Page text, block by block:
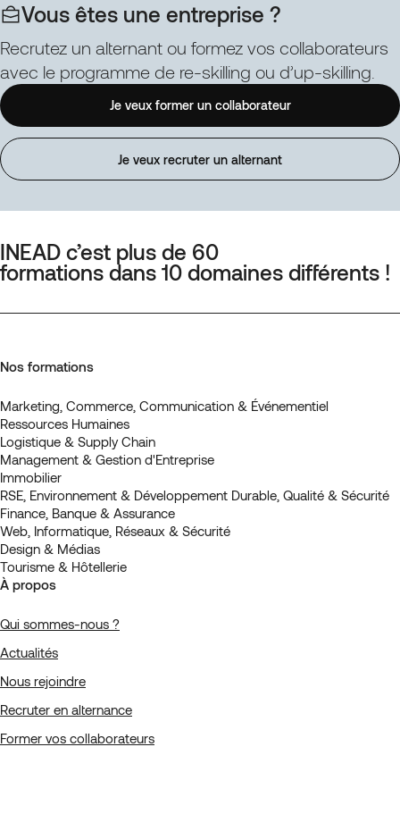
Vous êtes une entreprise ?
Recrutez un alternant ou formez vos collaborateurs
avec le programme de re-skilling ou d’up-skilling.
Je veux former un collaborateur
Je veux recruter un alternant
INEAD c’est plus de 60
formations dans 10 domaines différents !
Nos formations
Marketing, Commerce, Communication & Événementiel
Ressources Humaines
Logistique & Supply Chain
Management & Gestion d'Entreprise
Immobilier
RSE, Environnement & Développement Durable, Qualité & Sécurité
Finance, Banque & Assurance
Web, Informatique, Réseaux & Sécurité
Design & Médias
Tourisme & Hôtellerie
À propos
Qui sommes-nous ?
Actualités
Nous rejoindre
Recruter en alternance
Former vos collaborateurs